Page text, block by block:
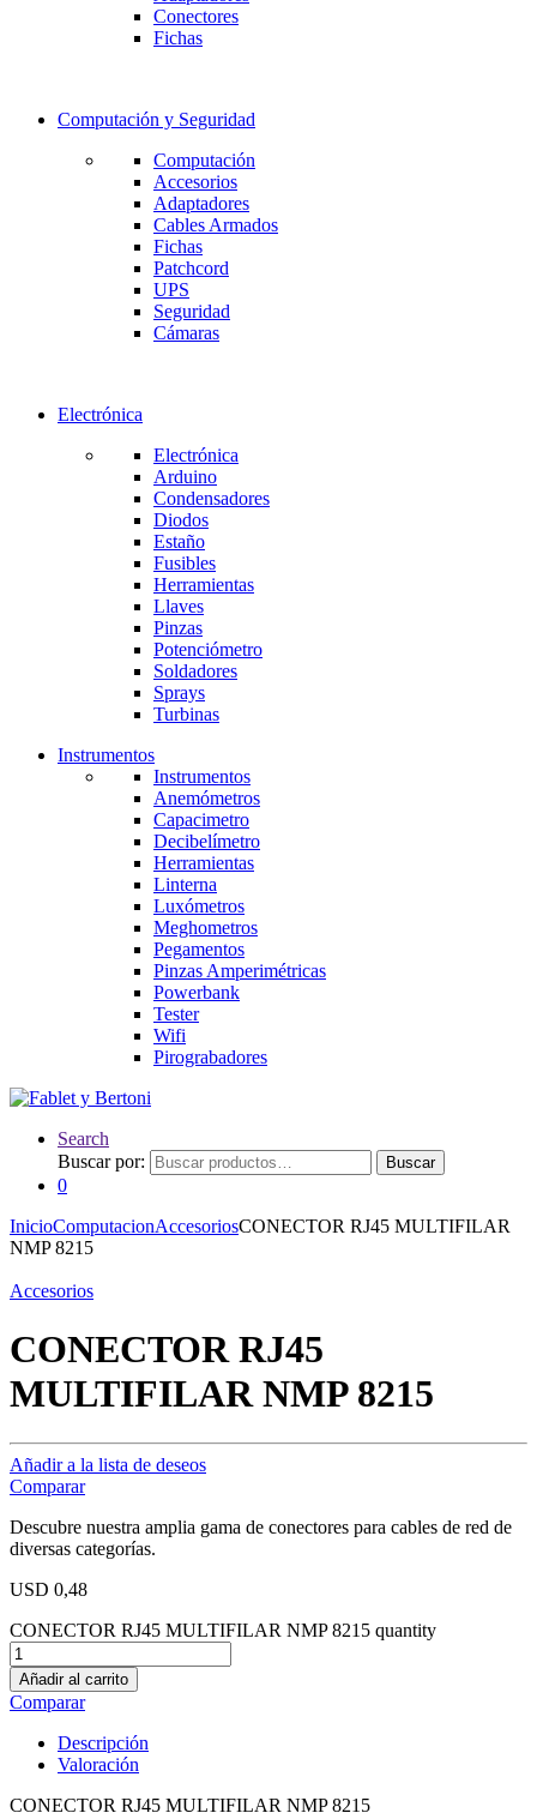
Conectores
Fichas
Computación y Seguridad
Computación
Accesorios
Adaptadores
Cables Armados
Fichas
Patchcord
UPS
Seguridad
Cámaras
Electrónica
Electrónica
Arduino
Condensadores
Diodos
Estaño
Fusibles
Herramientas
Llaves
Pinzas
Potenciómetro
Soldadores
Sprays
Turbinas
Instrumentos
Instrumentos
Anemómetros
Capacimetro
Decibelímetro
Herramientas
Linterna
Luxómetros
Meghometros
Pegamentos
Pinzas Amperimétricas
Powerbank
Tester
Wifi
Pirograbadores
Search
Buscar por:
Buscar
0
InicioComputacionAccesoriosCONECTOR RJ45 MULTIFILAR
NMP 8215
Accesorios
CONECTOR RJ45
MULTIFILAR NMP 8215
Añadir a la lista de deseos
Comparar
Descubre nuestra amplia gama de conectores para cables de red de
diversas categorías.
USD 0,48
CONECTOR RJ45 MULTIFILAR NMP 8215 quantity
Añadir al carrito
Comparar
Descripción
Valoración
CONECTOR RJ45 MULTIFILAR NMP 8215